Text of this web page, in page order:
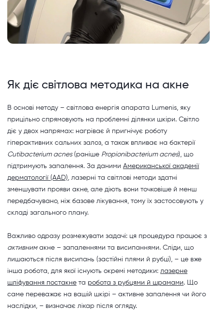
Як діє світлова методика на акне
В основі методу – світлова енергія апарата Lumenis, яку
прицільно спрямовують на проблемні ділянки шкіри. Світло
діє у двох напрямах: нагріває й пригнічує роботу
гіперактивних сальних залоз, а також впливає на бактерії
Cutibacterium acnes(раніше Propionibacterium acnes), що
підтримують запалення. За даними Американської академії
дерматології (AAD) , лазерні та світлові методи здатні
зменшувати прояви акне, але діють вони точковіше й менш
передбачувано, ніж базове лікування, тому їх застосовують у
складі загального плану.
Важливо одразу розмежувати задачі: ця процедура працює з
активнимакне – запаленнями та висипаннями. Сліди, що
лишаються після висипань (застійні плями й рубці), – це вже
інша робота, для якої існують окремі методики: лазерне
шліфування постакне та робота з рубцями й шрамами. Що
саме переважає на вашій шкірі – активне запалення чи його
наслідки, – визначає лікар після огляду.